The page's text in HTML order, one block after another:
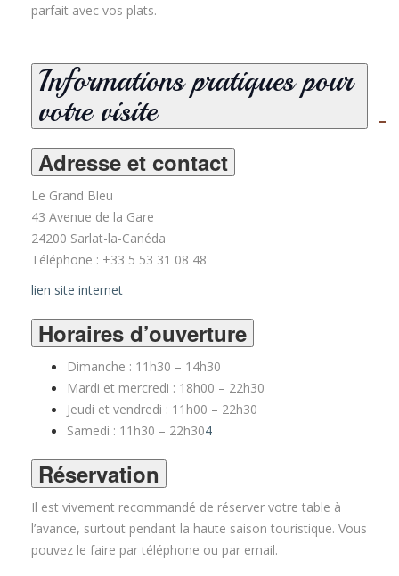
parfait avec vos plats.
Informations pratiques pour
votre visite
Adresse et contact
Le Grand Bleu
43 Avenue de la Gare
24200 Sarlat-la-Canéda
Téléphone : +33 5 53 31 08 48
lien site internet
Horaires d’ouverture
Dimanche : 11h30 – 14h30
Mardi et mercredi : 18h00 – 22h30
Jeudi et vendredi : 11h00 – 22h30
Samedi : 11h30 – 22h304
Réservation
Il est vivement recommandé de réserver votre table à
l’avance, surtout pendant la haute saison touristique. Vous
pouvez le faire par téléphone ou par email.